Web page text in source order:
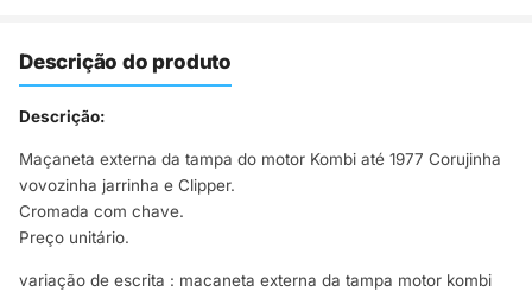
Descrição do produto
Descrição:
Maçaneta externa da tampa do motor Kombi até 1977 Corujinha
vovozinha jarrinha e Clipper.
Cromada com chave.
Preço unitário.
variação de escrita : macaneta externa da tampa motor kombi